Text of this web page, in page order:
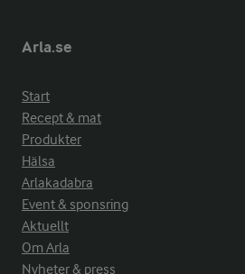
Arla.se
Start
Recept & mat
Produkter
Hälsa
Arlakadabra
Event & sponsring
Aktuellt
Om Arla
Nyheter & press